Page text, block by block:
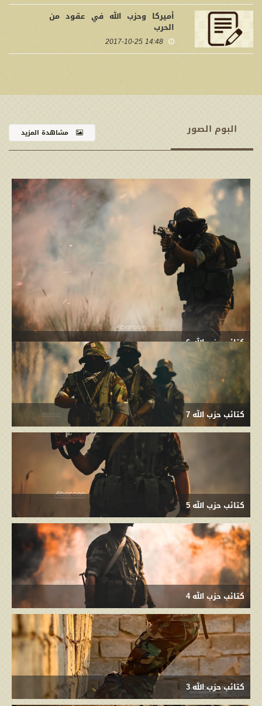
أميركا وحزب الله في عقود من
الحرب
14:48 2017-10-25
البوم الصور مشاهدة المزيد
كتائب حزب الله 6
كتائب حزب الله 7
كتائب حزب الله 5
كتائب حزب الله 4
كتائب حزب الله 3